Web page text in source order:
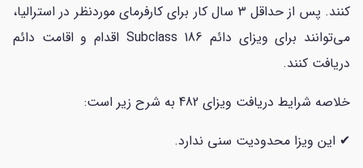
کنند. پس از حداقل ۳ سال کار برای کارفرمای موردنظر در استرالیا،
می‌توانند برای ویزای دائم Subclass 186 اقدام و اقامت دائم
دریافت کنند.
خلاصه شرایط دریافت ویزای 482 به شرح زیر است:
✔ این ویزا محدودیت سنی ندارد.